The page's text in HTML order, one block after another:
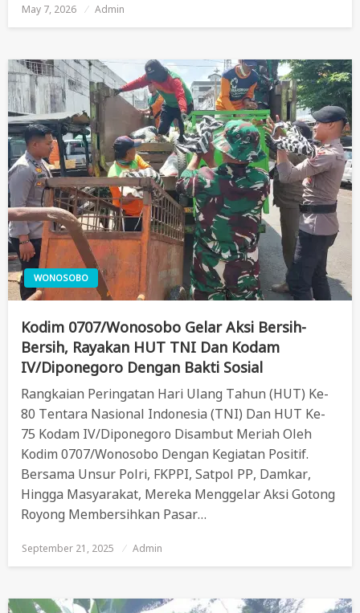
Posted
On
May 7, 2026 Admin
WONOSOBO
Kodim 0707/Wonosobo Gelar Aksi Bersih-
Bersih, Rayakan HUT TNI Dan Kodam
IV/Diponegoro Dengan Bakti Sosial
Rangkaian Peringatan Hari Ulang Tahun (HUT) Ke-
80 Tentara Nasional Indonesia (TNI) Dan HUT Ke-
75 Kodam IV/Diponegoro Disambut Meriah Oleh
Kodim 0707/Wonosobo Dengan Kegiatan Positif.
Bersama Unsur Polri, FKPPI, Satpol PP, Damkar,
Hingga Masyarakat, Mereka Menggelar Aksi Gotong
Royong Membersihkan Pasar…
Posted
On
September 21, 2025 Admin